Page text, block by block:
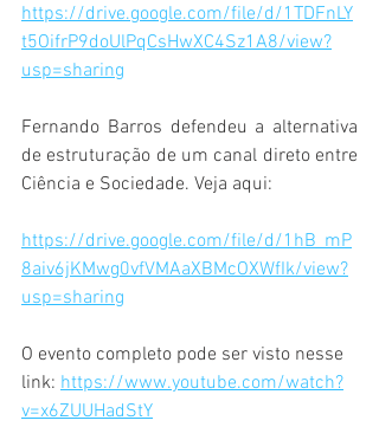
https://drive.google.com/file/d/1TDFnLY
t5OifrP9doUlPqCsHwXC4Sz1A8/view?
usp=sharing
Fernando Barros defendeu a alternativa
de estruturação de um canal direto entre
Ciência e Sociedade. Veja aqui:
https://drive.google.com/file/d/1hB_mP
8aiv6jKMwg0vfVMAaXBMcOXWfIk/view?
usp=sharing
O evento completo pode ser visto nesse
link: https://www.youtube.com/watch?
v=x6ZUUHadStY